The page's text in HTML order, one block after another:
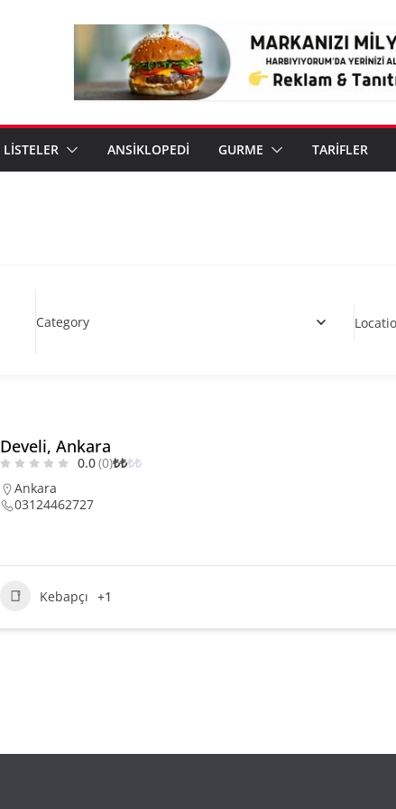
LİSTELER ANSİKLOPEDİ GURME TARİFLER
Category
Develi, Ankara
0.0(0)₺₺₺₺
Ankara
03124462727
Kebapçı +1